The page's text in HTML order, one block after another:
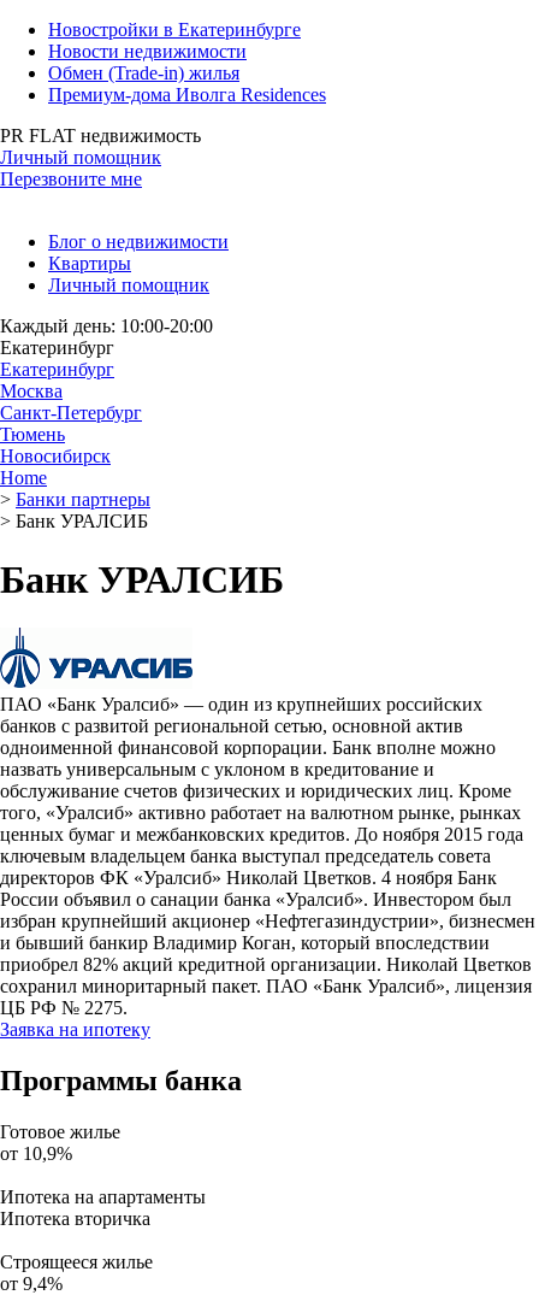
Новостройки в Екатеринбурге
Новости недвижимости
Обмен (Trade-in) жилья
Премиум-дома Иволга Residences
PR FLAT недвижимость
Личный помощник
Перезвоните мне
Блог о недвижимости
Квартиры
Личный помощник
Каждый день: 10:00-20:00
Екатеринбург
Екатеринбург
Москва
Санкт-Петербург
Тюмень
Новосибирск
Home
> Банки партнеры
> Банк УРАЛСИБ
Банк УРАЛСИБ
ПАО «Банк Уралсиб» — один из крупнейших российских
банков с развитой региональной сетью, основной актив
одноименной финансовой корпорации. Банк вполне можно
назвать универсальным с уклоном в кредитование и
обслуживание счетов физических и юридических лиц. Кроме
того, «Уралсиб» активно работает на валютном рынке, рынках
ценных бумаг и межбанковских кредитов. До ноября 2015 года
ключевым владельцем банка выступал председатель совета
директоров ФК «Уралсиб» Николай Цветков. 4 ноября Банк
России объявил о санации банка «Уралсиб». Инвестором был
избран крупнейший акционер «Нефтегазиндустрии», бизнесмен
и бывший банкир Владимир Коган, который впоследствии
приобрел 82% акций кредитной организации. Николай Цветков
сохранил миноритарный пакет. ПАО «Банк Уралсиб», лицензия
ЦБ РФ № 2275.
Заявка на ипотеку
Программы банка
Готовое жилье
от 10,9%
Ипотека на апартаменты
Ипотека вторичка
Строящееся жилье
от 9,4%